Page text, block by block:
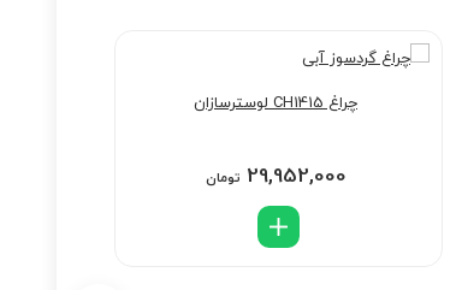
چراغ CH1415 لوسترسازان
29,952,000 تومان